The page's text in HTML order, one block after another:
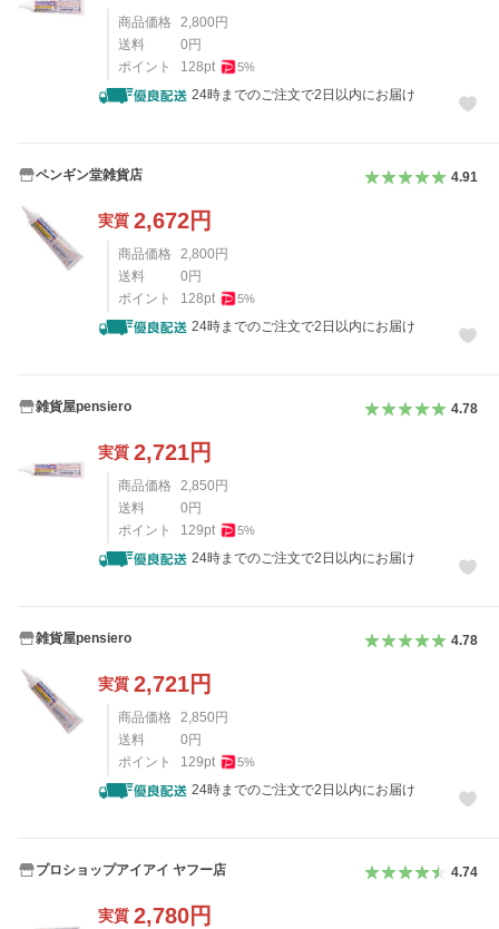
商品価格 2,800 円
送料
0 円
ポイント
128pt 5%
24時までのご注文で2日以内にお届け
ペンギン堂雑貨店 4.91
実質 2,672円
商品価格 2,800 円
送料
0 円
ポイント
128pt 5%
24時までのご注文で2日以内にお届け
雑貨屋pensiero 4.78
実質 2,721円
商品価格 2,850 円
送料
0 円
ポイント
129pt 5%
24時までのご注文で2日以内にお届け
雑貨屋pensiero 4.78
実質 2,721円
商品価格 2,850 円
送料
0 円
ポイント
129pt 5%
24時までのご注文で2日以内にお届け
プロショップアイアイ ヤフー店 4.74
実質 2,780円